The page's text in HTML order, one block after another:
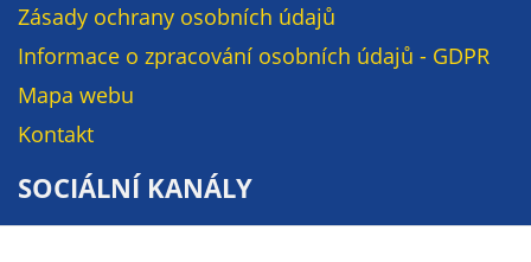
Zásady ochrany osobních údajů
Informace o zpracování osobních údajů - GDPR
Mapa webu
Kontakt
SOCIÁLNÍ KANÁLY
Reklamní
cookies
vhodné obsahy